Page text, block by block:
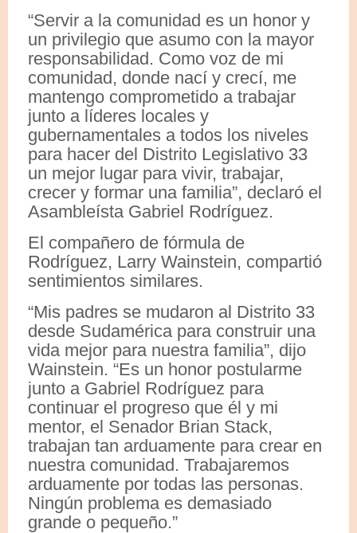
“Servir a la comunidad es un honor y
un privilegio que asumo con la mayor
responsabilidad. Como voz de mi
comunidad, donde nací y crecí, me
mantengo comprometido a trabajar
junto a líderes locales y
gubernamentales a todos los niveles
para hacer del Distrito Legislativo 33
un mejor lugar para vivir, trabajar,
crecer y formar una familia”, declaró el
Asambleísta Gabriel Rodríguez.
El compañero de fórmula de
Rodríguez, Larry Wainstein, compartió
sentimientos similares.
“Mis padres se mudaron al Distrito 33
desde Sudamérica para construir una
vida mejor para nuestra familia”, dijo
Wainstein. “Es un honor postularme
junto a Gabriel Rodríguez para
continuar el progreso que él y mi
mentor, el Senador Brian Stack,
trabajan tan arduamente para crear en
nuestra comunidad. Trabajaremos
arduamente por todas las personas.
Ningún problema es demasiado
grande o pequeño.”